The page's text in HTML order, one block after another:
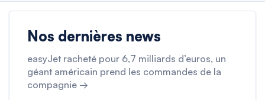
Nos dernières news
easyJet racheté pour 6,7 milliards d’euros, un
géant américain prend les commandes de la
compagnie →